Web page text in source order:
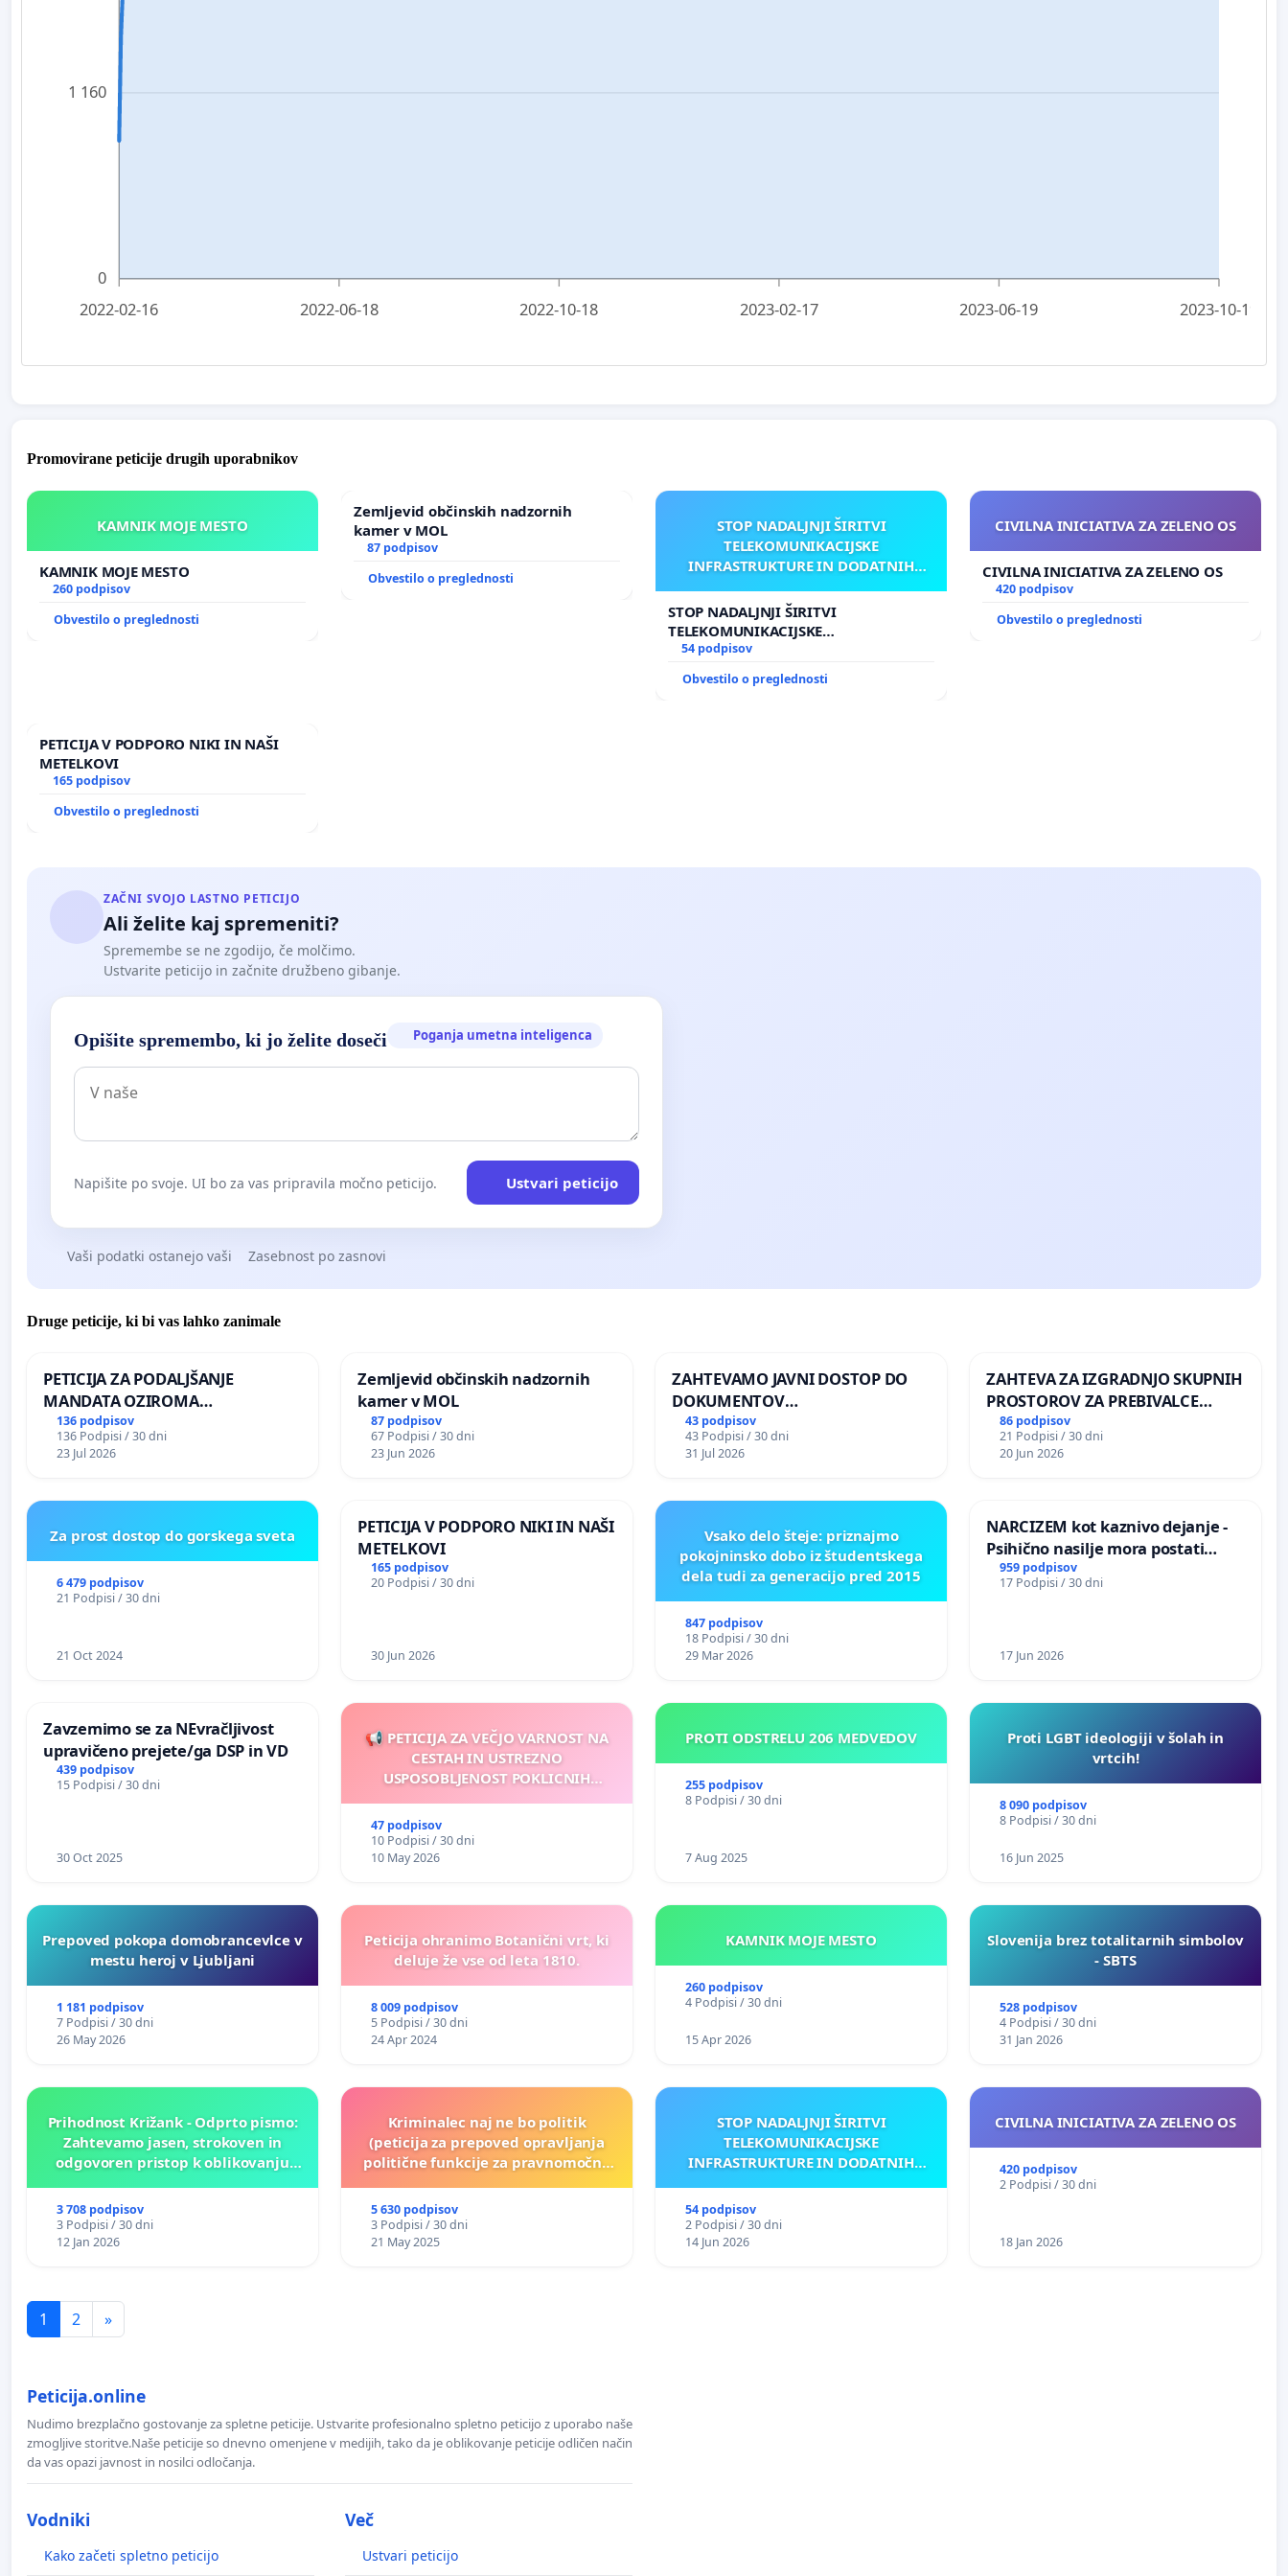
0
1 160
2022-02-16 2022-06-18 2022-10-18 2023-02-17 2023-06-19 2023-10-19
Promovirane peticije drugih uporabnikov
KAMNIK MOJE MESTO
KAMNIK MOJE MESTO
260 podpisov
Obvestilo o preglednosti
Zemljevid občinskih nadzornih
kamer v MOL
87 podpisov
Obvestilo o preglednosti
STOP NADALJNJI ŠIRITVI
TELEKOMUNIKACIJSKE
INFRASTRUKTURE IN DODATNIH
STOP NADALJNJI ŠIRITVI
TELEKOMUNIKACIJSKE
INFRASTRUKTURE IN DODATNIH
ANTEN V GRADIŠČAKU
54 podpisov
Obvestilo o preglednosti
CIVILNA INICIATIVA ZA ZELENO OS
CIVILNA INICIATIVA ZA ZELENO OS
420 podpisov
Obvestilo o preglednosti
PETICIJA V PODPORO NIKI IN NAŠI
METELKOVI
165 podpisov
Obvestilo o preglednosti
ZAČNI SVOJO LASTNO PETICIJO
Ali želite kaj spremeniti?
Spremembe se ne zgodijo, če molčimo.
Ustvarite peticijo in začnite družbeno gibanje.
Opišite spremembo, ki jo želite doseči Poganja umetna inteligenca
Napišite po svoje. UI bo za vas pripravila močno peticijo. Ustvari peticijo
Vaši podatki ostanejo vaši Zasebnost po zasnovi
Druge peticije, ki bi vas lahko zanimale
PETICIJA ZA PODALJŠANJE
MANDATA OZIROMA
ČIMPREJŠNJO PONOVNO
NAPOTITEV GOSPODA BERNARDA
ŠRAJNERJA NA VELEPOSLANIŠTVO
136 podpisov
136 Podpisi / 30 dni
23 Jul 2026
Zemljevid občinskih nadzornih
kamer v MOL
87 podpisov
67 Podpisi / 30 dni
23 Jun 2026
ZAHTEVAMO JAVNI DOSTOP DO
DOKUMENTOV
PARLAMENTARNIH
PREISKOVALNIH KOMISIJ O
ILEGALNI TRGOVINI Z OROŽJEM
43 podpisov
43 Podpisi / 30 dni
31 Jul 2026
ZAHTEVA ZA IZGRADNJO SKUPNIH
PROSTOROV ZA PREBIVALCE
KRAJEVNE SKUPNOSTI
PRESTRANEK
86 podpisov
21 Podpisi / 30 dni
20 Jun 2026
Za prost dostop do gorskega sveta
6 479 podpisov
21 Podpisi / 30 dni
21 Oct 2024
PETICIJA V PODPORO NIKI IN NAŠI
METELKOVI
165 podpisov
20 Podpisi / 30 dni
30 Jun 2026
Vsako delo šteje: priznajmo
pokojninsko dobo iz študentskega
dela tudi za generacijo pred 2015
847 podpisov
18 Podpisi / 30 dni
29 Mar 2026
NARCIZEM kot kaznivo dejanje -
Psihično nasilje mora postati
enako prepoznano kot fizično
nasilje
959 podpisov
17 Podpisi / 30 dni
17 Jun 2026
Zavzemimo se za NEvračljivost
upravičeno prejete/ga DSP in VD
439 podpisov
15 Podpisi / 30 dni
30 Oct 2025
📢 PETICIJA ZA VEČJO VARNOST NA
CESTAH IN USTREZNO
USPOSOBLJENOST POKLICNIH
47 podpisov
10 Podpisi / 30 dni
10 May 2026
PROTI ODSTRELU 206 MEDVEDOV
255 podpisov
8 Podpisi / 30 dni
7 Aug 2025
Proti LGBT ideologiji v šolah in
vrtcih!
8 090 podpisov
8 Podpisi / 30 dni
16 Jun 2025
Prepoved pokopa domobrancevlce v
mestu heroj v Ljubljani
1 181 podpisov
7 Podpisi / 30 dni
26 May 2026
Peticija ohranimo Botanični vrt, ki
deluje že vse od leta 1810.
8 009 podpisov
5 Podpisi / 30 dni
24 Apr 2024
KAMNIK MOJE MESTO
260 podpisov
4 Podpisi / 30 dni
15 Apr 2026
Slovenija brez totalitarnih simbolov
- SBTS
528 podpisov
4 Podpisi / 30 dni
31 Jan 2026
Prihodnost Križank - Odprto pismo:
Zahtevamo jasen, strokoven in
odgovoren pristop k oblikovanju
3 708 podpisov
3 Podpisi / 30 dni
12 Jan 2026
Kriminalec naj ne bo politik
(peticija za prepoved opravljanja
politične funkcije za pravnomočno
5 630 podpisov
3 Podpisi / 30 dni
21 May 2025
STOP NADALJNJI ŠIRITVI
TELEKOMUNIKACIJSKE
INFRASTRUKTURE IN DODATNIH
54 podpisov
2 Podpisi / 30 dni
14 Jun 2026
CIVILNA INICIATIVA ZA ZELENO OS
420 podpisov
2 Podpisi / 30 dni
18 Jan 2026
1 2 »
Peticija.online
Nudimo brezplačno gostovanje za spletne peticije. Ustvarite profesionalno spletno peticijo z uporabo naše
zmogljive storitve.Naše peticije so dnevno omenjene v medijih, tako da je oblikovanje peticije odličen način
da vas opazi javnost in nosilci odločanja.
Vodniki
Kako začeti spletno peticijo
Več
Ustvari peticijo